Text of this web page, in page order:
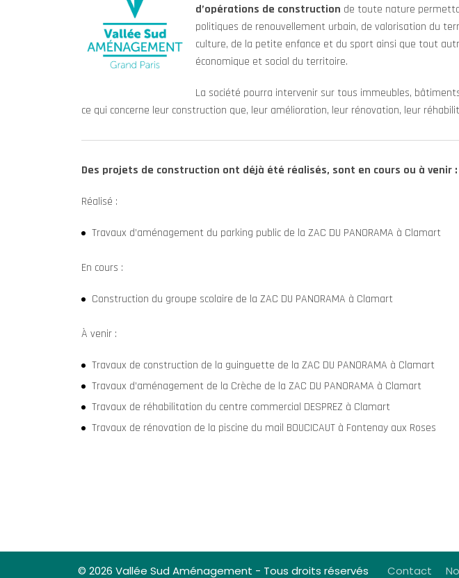
d’opérations de construction de toute nature
politiques de renouvellement urbain, de valorisation du
culture, de la petite enfance et du sport ainsi que tout
économique et social du territoire.
La société pourra intervenir sur tous immeubles,
ce qui concerne leur construction que, leur amélioration, leur rénovation, leur
Des projets de construction ont déjà été réalisés, sont en cours ou à venir :
Réalisé :
Travaux d’aménagement du parking public de la ZAC DU PANORAMA à Clamart
En cours :
Construction du groupe scolaire de la ZAC DU PANORAMA à Clamart
À venir :
Travaux de construction de la guinguette de la ZAC DU PANORAMA à Clamart
Travaux d’aménagement de la Crèche de la ZAC DU PANORAMA à Clamart
Travaux de réhabilitation du centre commercial DESPREZ à Clamart
Travaux de rénovation de la piscine du mail BOUCICAUT à Fontenay aux Roses
© 2026 Vallée Sud Aménagement - Tous droits réservés Contact